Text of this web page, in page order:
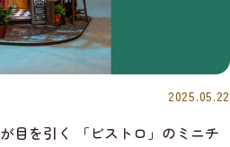
2025.05.22
目を引く 「ビストロ」のミニチ